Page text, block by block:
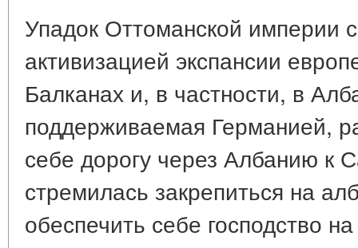
Упадок Оттоманской империи
активизацией экспансии
Балканах и, в частности, в
поддерживаемая Германией,
себе дорогу через Албанию к
стремилась закрепиться на
обеспечить себе господство